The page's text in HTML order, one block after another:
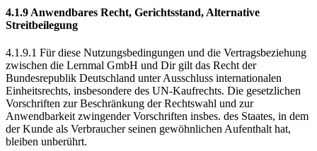
4.1.9 Anwendbares Recht, Gerichtsstand, Alternative
Streitbeilegung
4.1.9.1 Für diese Nutzungsbedingungen und die Vertragsbeziehung
zwischen die Lernmal GmbH und Dir gilt das Recht der
Bundesrepublik Deutschland unter Ausschluss internationalen
Einheitsrechts, insbesondere des UN-Kaufrechts. Die gesetzlichen
Vorschriften zur Beschränkung der Rechtswahl und zur
Anwendbarkeit zwingender Vorschriften insbes. des Staates, in dem
der Kunde als Verbraucher seinen gewöhnlichen Aufenthalt hat,
bleiben unberührt.